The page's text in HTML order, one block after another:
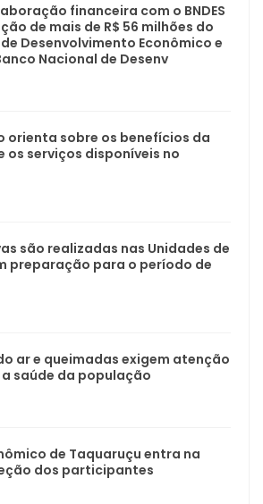
financeira com o BNDES
de mais de R$ 56 milhões do
Desenvolvimento Econômico e
Nacional de Desenv
orienta sobre os benefícios da
os serviços disponíveis no
são realizadas nas Unidades de
preparação para o período de
ar e queimadas exigem atenção
saúde da população
de Taquaruçu entra na
dos participantes